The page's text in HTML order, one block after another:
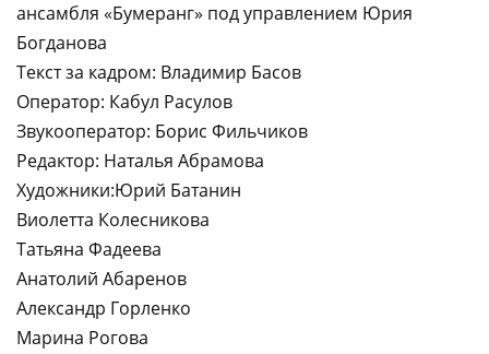
ансамбля «Бумеранг» под управлением Юрия
Богданова
Текст за кадром: Владимир Басов
Оператор: Кабул Расулов
Звукооператор: Борис Фильчиков
Редактор: Наталья Абрамова
Художники:Юрий Батанин
Виолетта Колесникова
Татьяна Фадеева
Анатолий Абаренов
Александр Горленко
Марина Рогова